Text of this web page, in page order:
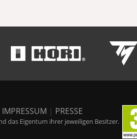
IMPRESSUM | PRESSE
das Eigentum ihrer jeweiligen Besitzer.